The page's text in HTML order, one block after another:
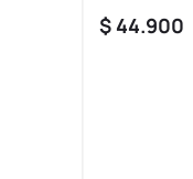
$ 44.900